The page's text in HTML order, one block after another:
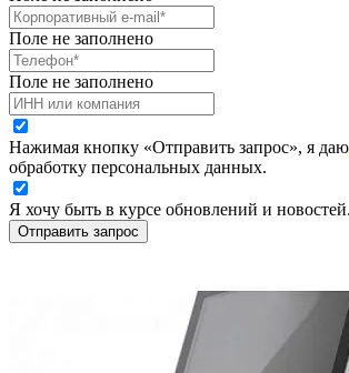
Поле не заполнено
Поле не заполнено
Нажимая кнопку «Отправить запрос», я даю
обработку персональных данных.
Я хочу быть в курсе обновлений и новостей.
Отправить запрос